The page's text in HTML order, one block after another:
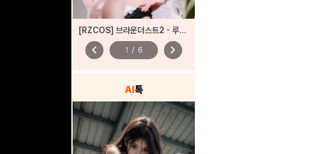
[RZCOS] 브라운더스트2 - 루비아 (しる/sɪʀᴜ)
chevron_left 1 / 6 chevron_right
AI톡